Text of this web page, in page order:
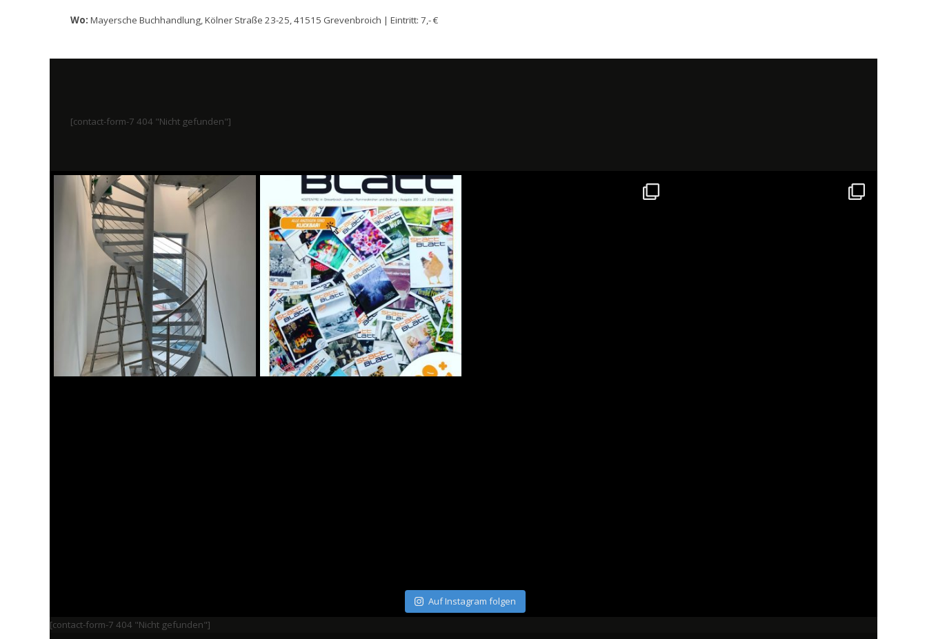
Wo: Mayersche Buchhandlung, Kölner Straße 23-25, 41515 Grevenbroich | Eintritt: 7,- €
[contact-form-7 404 "Nicht gefunden"]
Auf Instagram folgen
[contact-form-7 404 "Nicht gefunden"]